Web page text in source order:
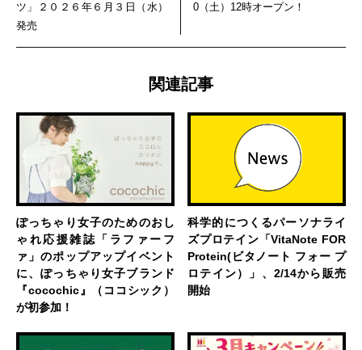
ツ」２０２６年６月３日（水）
発売
0（土）12時オープン！
関連記事
ぽっちゃり女子のためのおし
ゃれ応援雑誌「ラファーフ
ァ」のポップアップイベント
に、ぽっちゃり女子ブランド
『cocochic』（ココシック）
が初参加！
科学的につくるパーソナライ
ズプロテイン「VitaNote FOR
Protein(ビタノート フォー プ
ロテイン）」、2/14から販売
開始